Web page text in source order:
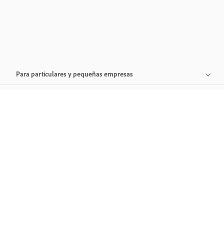
Para particulares y pequeñas empresas